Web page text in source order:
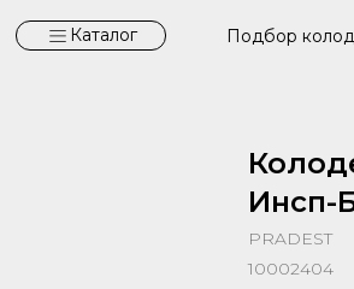
Подбор
Каталог
Инсп-
PRADEST
10002404